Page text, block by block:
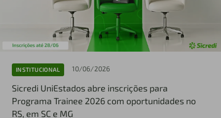
INSTITUCIONAL 10/06/2026
Sicredi UniEstados abre inscrições para
Programa Trainee 2026 com oportunidades no
RS, em SC e MG